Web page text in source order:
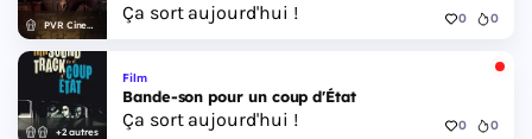
PVR Cinemas
Ça sort aujourd'hui ! 0 0
+2 autres
Film
Bande-son pour un coup d'État
Ça sort aujourd'hui ! 0 0